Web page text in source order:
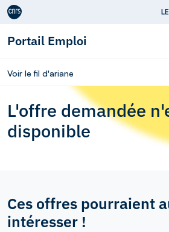
Aller au contenu
Portail Emploi
Voir le fil d'ariane
L'offre demandée
disponible
Ces offres pourraient
intéresser !